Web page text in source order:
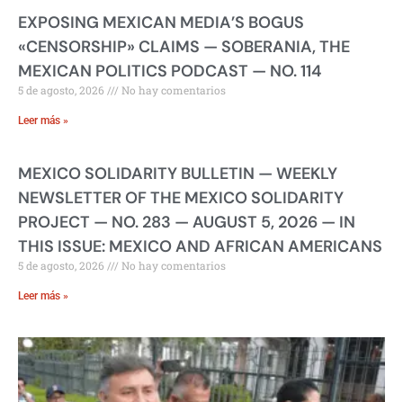
EXPOSING MEXICAN MEDIA’S BOGUS
«CENSORSHIP» CLAIMS — SOBERANIA, THE
MEXICAN POLITICS PODCAST — NO. 114
5 de agosto, 2026 No hay comentarios
Leer más »
MEXICO SOLIDARITY BULLETIN — WEEKLY
NEWSLETTER OF THE MEXICO SOLIDARITY
PROJECT — NO. 283 — AUGUST 5, 2026 — IN
THIS ISSUE: MEXICO AND AFRICAN AMERICANS
5 de agosto, 2026 No hay comentarios
Leer más »